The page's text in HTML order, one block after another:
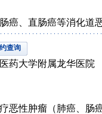
癌、直肠癌等消化道
查询
医药大学附属龙华医院
恶性肿瘤（肺癌、肠